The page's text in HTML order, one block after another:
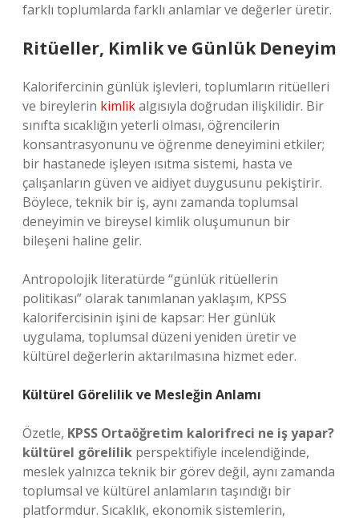
farklı toplumlarda farklı anlamlar ve değerler üretir.
Ritüeller, Kimlik ve Günlük Deneyim
Kalorifercinin günlük işlevleri, toplumların ritüelleri
ve bireylerin kimlikalgısıyla doğrudan ilişkilidir. Bir
sınıfta sıcaklığın yeterli olması, öğrencilerin
konsantrasyonunu ve öğrenme deneyimini etkiler;
bir hastanede işleyen ısıtma sistemi, hasta ve
çalışanların güven ve aidiyet duygusunu pekiştirir.
Böylece, teknik bir iş, aynı zamanda toplumsal
deneyimin ve bireysel kimlik oluşumunun bir
bileşeni haline gelir.
Antropolojik literatürde “günlük ritüellerin
politikası” olarak tanımlanan yaklaşım, KPSS
kalorifercisinin işini de kapsar: Her günlük
uygulama, toplumsal düzeni yeniden üretir ve
kültürel değerlerin aktarılmasına hizmet eder.
Kültürel Görelilik ve Mesleğin Anlamı
Özetle, KPSS Ortaöğretim kalorifreci ne iş yapar?
kültürel görelilik perspektifiyle incelendiğinde,
meslek yalnızca teknik bir görev değil, aynı zamanda
toplumsal ve kültürel anlamların taşındığı bir
platformdur. Sıcaklık, ekonomik sistemlerin,